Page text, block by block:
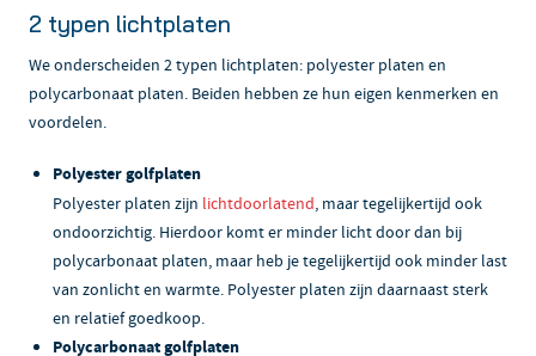
2 typen lichtplaten
We onderscheiden 2 typen lichtplaten: polyester platen en
polycarbonaat platen. Beiden hebben ze hun eigen kenmerken en
voordelen.
Polyester golfplaten
Polyester platen zijn lichtdoorlatend, maar tegelijkertijd ook
ondoorzichtig. Hierdoor komt er minder licht door dan bij
polycarbonaat platen, maar heb je tegelijkertijd ook minder last
van zonlicht en warmte. Polyester platen zijn daarnaast sterk
en relatief goedkoop.
Polycarbonaat golfplaten